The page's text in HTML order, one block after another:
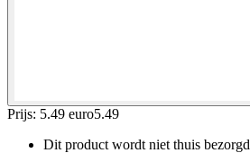
Prijs: 5.49 euro5.49
Dit product wordt niet thuis bezorgd